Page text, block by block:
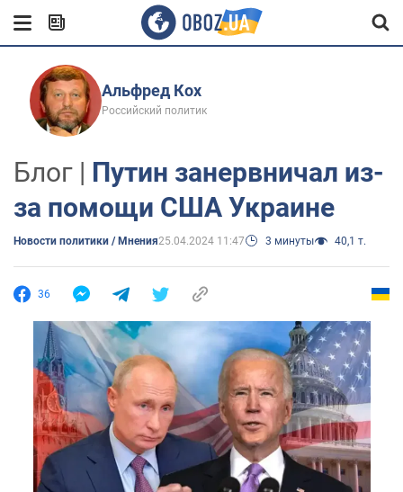
Альфред Кох
Российский политик
Блог | Путин занервничал из-
за помощи США Украине
Новости политики / Мнения25.04.2024 11:47 3 минуты 40,1 т.
36